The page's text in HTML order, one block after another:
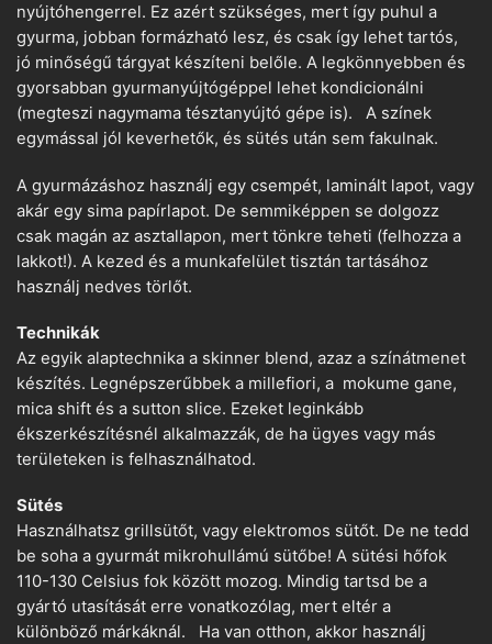
nyújtóhengerrel. Ez azért szükséges, mert így puhul a
gyurma, jobban formázható lesz, és csak így lehet tartós,
jó minőségű tárgyat készíteni belőle. A legkönnyebben és
gyorsabban gyurmanyújtógéppel lehet kondicionálni
(megteszi nagymama tésztanyújtó gépe is). A színek
egymással jól keverhetők, és sütés után sem fakulnak.
A gyurmázáshoz használj egy csempét, laminált lapot, vagy
akár egy sima papírlapot. De semmiképpen se dolgozz
csak magán az asztallapon, mert tönkre teheti (felhozza a
lakkot!). A kezed és a munkafelület tisztán tartásához
használj nedves törlőt.
Technikák
Az egyik alaptechnika a skinner blend, azaz a színátmenet
készítés. Legnépszerűbbek a millefiori, a mokume gane,
mica shift és a sutton slice. Ezeket leginkább
ékszerkészítésnél alkalmazzák, de ha ügyes vagy más
területeken is felhasználhatod.
Sütés
Használhatsz grillsütőt, vagy elektromos sütőt. De ne tedd
be soha a gyurmát mikrohullámú sütőbe! A sütési hőfok
110-130 Celsius fok között mozog. Mindig tartsd be a
gyártó utasítását erre vonatkozólag, mert eltér a
különböző márkáknál. Ha van otthon, akkor használj